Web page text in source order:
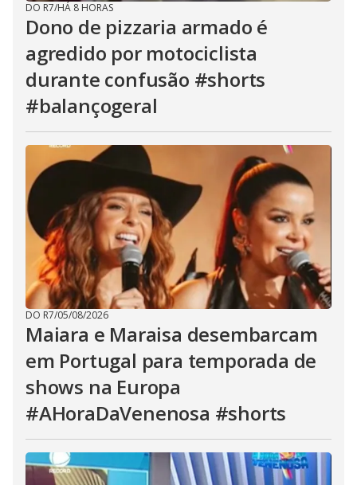
DO R7/HÁ 8 HORAS
Dono de pizzaria armado é
agredido por motociclista
durante confusão #shorts
#balançogeral
DO R7/05/08/2026
Maiara e Maraisa desembarcam
em Portugal para temporada de
shows na Europa
#AHoraDaVenenosa #shorts